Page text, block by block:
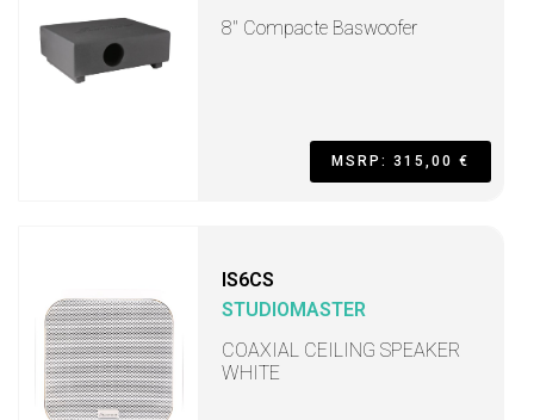
8" Compacte Baswoofer
MSRP: 315,00 €
IS6CS
STUDIOMASTER
COAXIAL CEILING SPEAKER
WHITE